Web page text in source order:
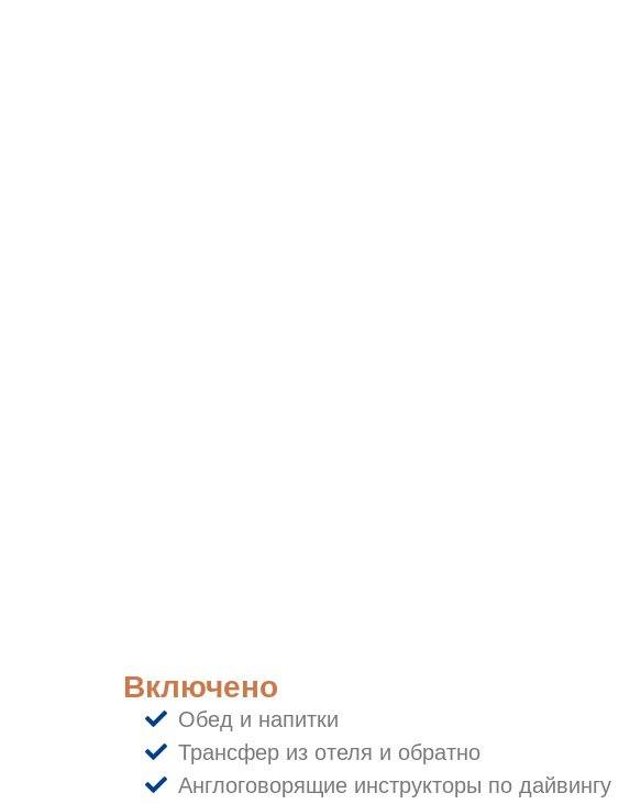
Включено
Обед и напитки
Трансфер из отеля и обратно
Англоговорящие инструкторы по дайвингу